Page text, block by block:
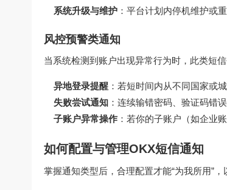
系统升级与维护 ：平台计划内停机维护或
风控预警类通知
当系统检测到账户出现异常行为时，此类短
异地登录提醒 ：若短时间内从不同国家或
失败尝试通知 ：连续输错密码、验证码错
子账户异常操作 ：若你的子账户（如企业
如何配置与管理OKX短信通知
掌握通知类型后，合理配置才能“为我所用”